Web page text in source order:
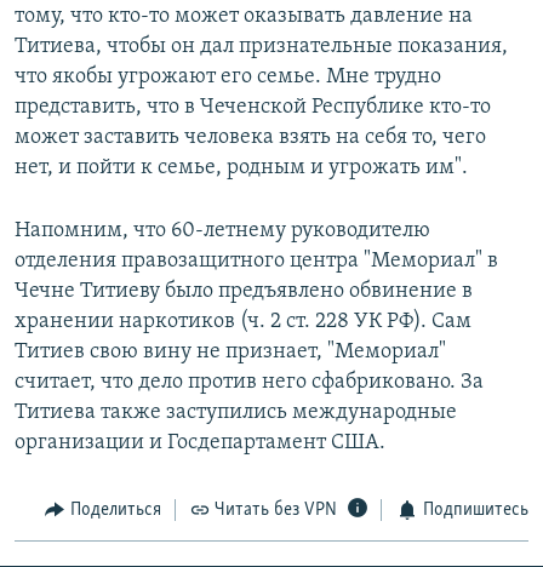
тому, что кто-то может оказывать давление на
Титиева, чтобы он дал признательные показания,
что якобы угрожают его семье. Мне трудно
представить, что в Чеченской Республике кто-то
может заставить человека взять на себя то, чего
нет, и пойти к семье, родным и угрожать им".
Напомним, что 60-летнему руководителю
отделения правозащитного центра "Мемориал" в
Чечне Титиеву было предъявлено обвинение в
хранении наркотиков (ч. 2 ст. 228 УК РФ). Сам
Титиев свою вину не признает, "Мемориал"
считает, что дело против него сфабриковано. За
Титиева также заступились международные
организации и Госдепартамент США.
Поделиться Читать без VPN Подпишитесь